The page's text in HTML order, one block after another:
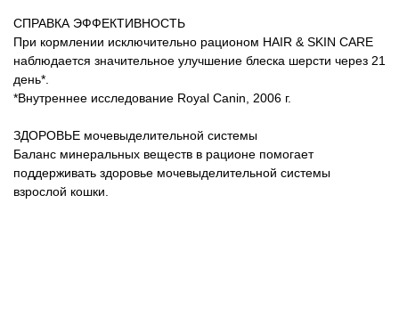
СПРАВКА ЭФФЕКТИВНОСТЬ
При кормлении исключительно рационом HAIR & SKIN CARE
наблюдается значительное улучшение блеска шерсти через 21
день*.
*Внутреннее исследование Royal Canin, 2006 г.
ЗДОРОВЬЕ мочевыделительной системы
Баланс минеральных веществ в рационе помогает
поддерживать здоровье мочевыделительной системы
взрослой кошки.